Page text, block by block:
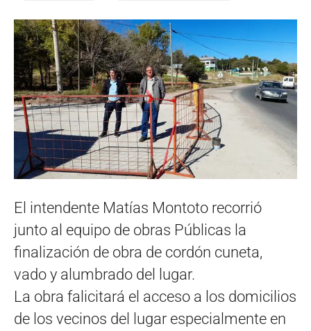
El intendente Matías Montoto recorrió
junto al equipo de obras Públicas la
finalización de obra de cordón cuneta,
vado y alumbrado del lugar.
La obra falicitará el acceso a los domicilios
de los vecinos del lugar especialmente en